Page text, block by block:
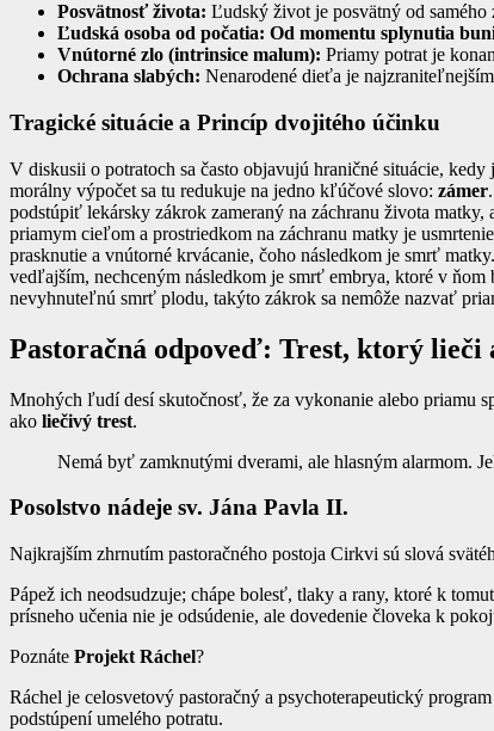
Posvätnosť života: Ľudský život je posvätný od samého
Ľudská osoba od počatia: Od momentu splynutia
Vnútorné zlo (intrinsice malum): Priamy potrat je
Ochrana slabých: Nenarodené dieťa je
Tragické situácie a Princíp dvojitého účinku
V diskusii o potratoch sa často objavujú hraničné situácie,
morálny výpočet sa tu redukuje na jedno kľúčové slovo: zámer
podstúpiť lekársky zákrok zameraný na záchranu života
priamym cieľom a prostriedkom na záchranu matky je
prasknutie a vnútorné krvácanie, čoho následkom je smrť
vedľajším, nechceným následkom je smrť embrya, ktoré v
nevyhnuteľnú smrť plodu, takýto zákrok sa nemôže nazvať
Pastoračná odpoveď: Trest, ktorý lieči
Mnohých ľudí desí skutočnosť, že za vykonanie alebo priamu
ako liečivý trest.
Nemá byť zamknutými dverami, ale hlasným alarmom.
Posolstvo nádeje sv. Jána Pavla II.
Najkrajším zhrnutím pastoračného postoja Cirkvi sú slová
Pápež ich neodsudzuje; chápe bolesť, tlaky a rany, ktoré k
prísneho učenia nie je odsúdenie, ale dovedenie človeka k
Poznáte Projekt Ráchel?
Ráchel je celosvetový pastoračný a psychoterapeutický
podstúpení umelého potratu.